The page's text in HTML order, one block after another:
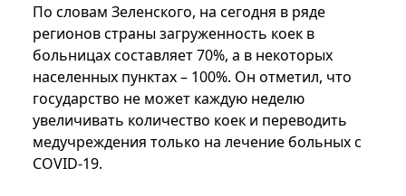
По словам Зеленского, на сегодня в ряде
регионов страны загруженность коек в
больницах составляет 70%, а в некоторых
населенных пунктах – 100%. Он отметил, что
государство не может каждую неделю
увеличивать количество коек и переводить
медучреждения только на лечение больных с
COVID-19.